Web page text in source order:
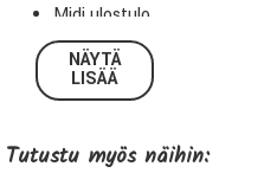
Midi ulostulo
Voimakkuusliuku,
kontrollointia varten
Picth bend-ja modulaatiopyörä
käyttövalmis. Ei erillisiä
NÄYTÄ
LISÄÄ
Tutustu myös näihin: